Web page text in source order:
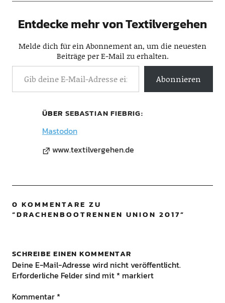
Entdecke mehr von Textilvergehen
Melde dich für ein Abonnement an, um die neuesten
Beiträge per E-Mail zu erhalten.
Abonnieren
ÜBER SEBASTIAN FIEBRIG
Mastodon
www.textilvergehen.de
0 KOMMENTARE ZU
“DRACHENBOOTRENNEN UNION 2017”
SCHREIBE EINEN KOMMENTAR
Deine E-Mail-Adresse wird nicht veröffentlicht.
Erforderliche Felder sind mit * markiert
Kommentar *